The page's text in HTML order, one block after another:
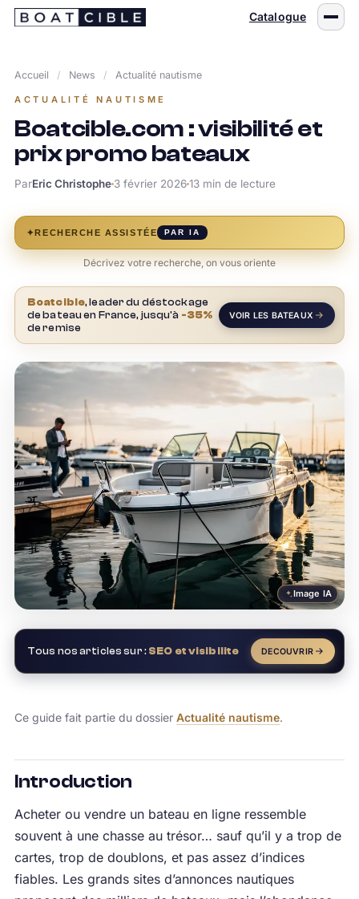
Passer
Catalogue
Accueil / News / Actualité nautisme
ACTUALITÉ NAUTISME
Boatcible.com : visibilité et
prix promo bateaux
ParEric Christophe3 février 202613 min de lecture
✦RECHERCHE ASSISTÉE PAR IA
Décrivez votre recherche, on vous oriente
Boatcible, leader du déstockage
de bateau en France, jusqu'à -35%
de remise
VOIR LES BATEAUX
Image IA
Tous nos articles sur : SEO et visibilite DECOUVRIR
Ce guide fait partie du dossier Actualité nautisme.
Introduction
Acheter ou vendre un bateau en ligne ressemble
souvent à une chasse au trésor… sauf qu’il y a trop de
cartes, trop de doublons, et pas assez d’indices
fiables. Les grands sites d’annonces nautiques